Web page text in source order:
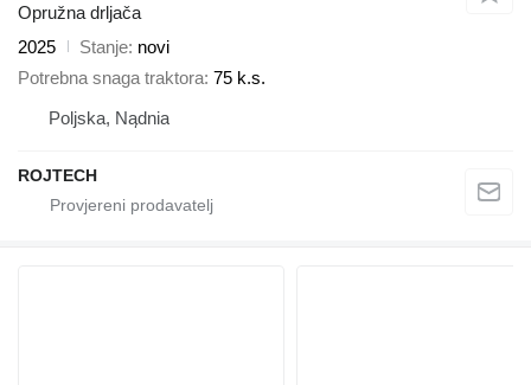
Opružna drljača
2025
Stanje novi
Potrebna snaga traktora 75 k.s.
Poljska, Nądnia
ROJTECH